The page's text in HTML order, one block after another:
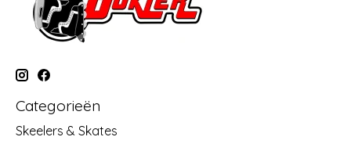
Categorieën
Skeelers & Skates